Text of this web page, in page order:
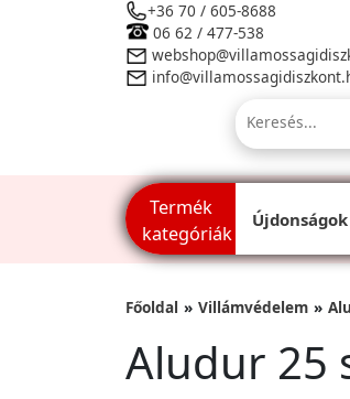
+36 70 / 605-8688
06 62 / 477-538
Termék
kategóriák
Újdonságok
Főoldal Villámvédelem
Aludur 25